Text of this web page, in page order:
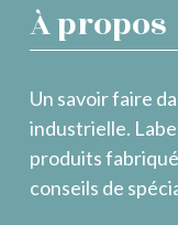
À propos
Un savoir faire
industrielle.
produits
conseils de